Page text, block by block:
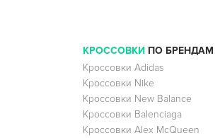
КРОССОВКИ ПО БРЕНДАМ
Кроссовки Adidas
Кроссовки Nike
Кроссовки New Balance
Кроссовки Balenciaga
Кроссовки Alex McQueen